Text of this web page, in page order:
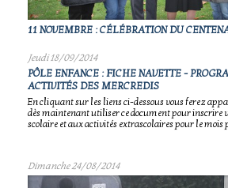
11 NOVEMBRE : CÉLÉBRATION DU
Jeudi 18/09/2014
PÔLE ENFANCE : FICHE NAVETTE -
ACTIVITÉS DES MERCREDIS
En cliquant sur les liens ci-dessous vous ferez
dès maintenant utiliser ce document pour inscrire
scolaire et aux activités extrascolaires pour le mois
Dimanche 24/08/2014